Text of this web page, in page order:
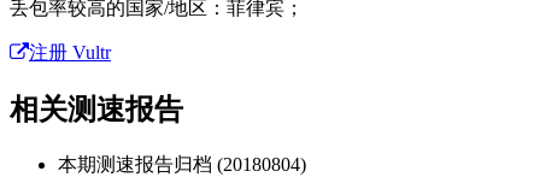
丢包率较高的国家/地区：菲律宾；
注册 Vultr
相关测速报告
本期测速报告归档 (20180804)